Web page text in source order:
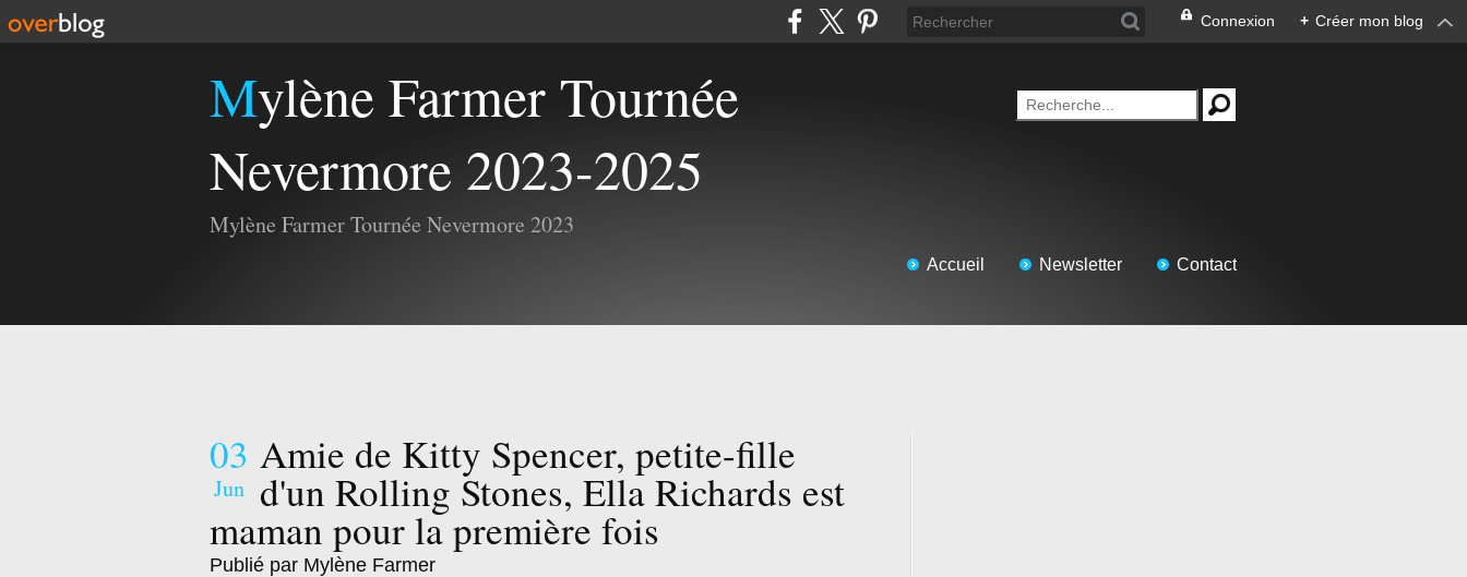
Connexion + Créer mon blog
Mylène Farmer Tournée
Nevermore 2023-2025
Mylène Farmer Tournée Nevermore 2023
Accueil Newsletter Contact
03
Jun
Amie de Kitty Spencer, petite-fille
d'un Rolling Stones, Ella Richards est
maman pour la première fois
Publié par Mylène Farmer